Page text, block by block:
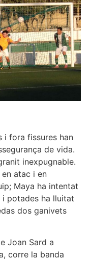
i fora fissures han
de vida.
inexpugnable.
atac i en
Maya ha intentat
potades ha lluitat
dos ganivets
Joan Sard a
corre la banda